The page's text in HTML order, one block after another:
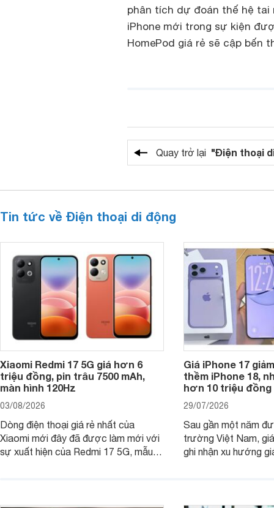
phân tích dự đoán thế hệ tai
iPhone mới trong sự kiện
HomePod giá rẻ sẽ cập bến
Quay trở lại "Điện thoại
Tin tức về Điện thoại di động
Xiaomi Redmi 17 5G giá hơn 6
triệu đồng, pin trâu 7500 mAh,
màn hình 120Hz
03/08/2026
Dòng điện thoại giá rẻ nhất của
Xiaomi mới đây đã được làm mới với
sự xuất hiện của Redmi 17 5G, mẫu
Giá iPhone 17
thềm iPhone 18,
hơn 10 triệu đồng
29/07/2026
Sau gần một năm
trường Việt Nam,
ghi nhận xu hướng